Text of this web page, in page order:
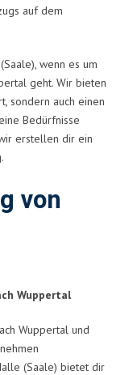
auf dem
wenn es um
geht. Wir bieten
sondern auch einen
Bedürfnisse
erstellen dir ein
von
Wuppertal
Wuppertal und
(Saale) bietet dir